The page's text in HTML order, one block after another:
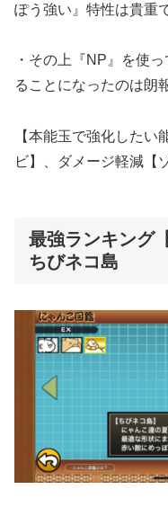
ぽう強い』特性は貴重
・その上『NP』を使
ることになったのは朗
【本能玉で強化したい
ビ】、ダメージ軽減【
最強ランキング
ちびネコ島